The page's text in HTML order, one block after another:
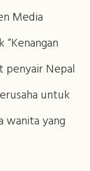
Media
penyair Nepal
untuk
wanita yang